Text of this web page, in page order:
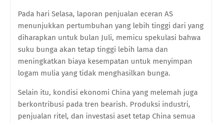
Pada hari Selasa, laporan penjualan eceran AS
menunjukkan pertumbuhan yang lebih tinggi dari yang
diharapkan untuk bulan Juli, memicu spekulasi bahwa
suku bunga akan tetap tinggi lebih lama dan
meningkatkan biaya kesempatan untuk menyimpan
logam mulia yang tidak menghasilkan bunga.
Selain itu, kondisi ekonomi China yang melemah juga
berkontribusi pada tren bearish. Produksi industri,
penjualan ritel, dan investasi aset tetap China semua